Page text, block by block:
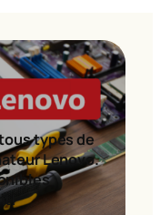
types de
Lenovo.